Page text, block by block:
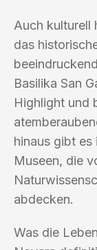
Auch kulturell
das
Basilika San
Highlight und
hinaus gibt es
Museen, die
abdecken.
Was die